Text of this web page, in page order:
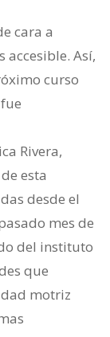
cara a
accesible. Así,
curso
Rivera,
esta
desde el
mes de
del instituto
que
motriz